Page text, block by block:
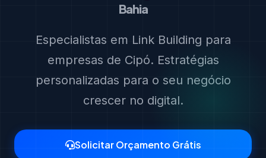
Bahia
Especialistas em Link Building para
empresas de Cipó. Estratégias
personalizadas para o seu negócio
crescer no digital.
Solicitar Orçamento Grátis